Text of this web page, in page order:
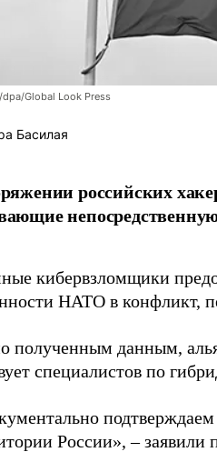
dpa/Global Look Press
Басилая
российских
кибервзломщики
НАТО в конфликт,
полученным данным,
специалистов по
России», – заявили